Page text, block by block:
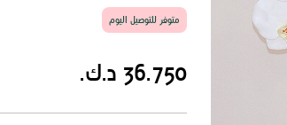
متوفر للتوصيل اليوم
36.750 د.ك.